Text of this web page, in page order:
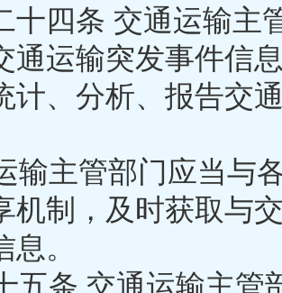
四条 交通运输主
通运输突发事件信
计、分析、报告交
主管部门应当与
机制，及时获取与
信息。
条 交通运输主管